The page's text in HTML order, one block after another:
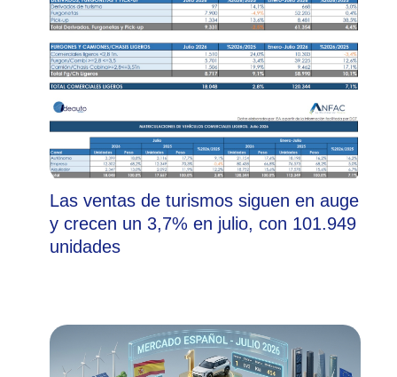
Las ventas de turismos siguen en auge
y crecen un 3,7% en julio, con 101.949
unidades